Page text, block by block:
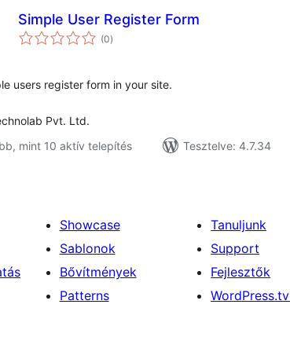
Simple User Register Form
(0értékelés
összesen
)
users register form in your site.
Pvt. Ltd.
mint 10 aktív telepítés
Tesztelve: 4.7.34
Showcase
Sablonok
Bővítmények
Patterns
Tanuljunk
Support
Fejlesztők
WordPress.tv